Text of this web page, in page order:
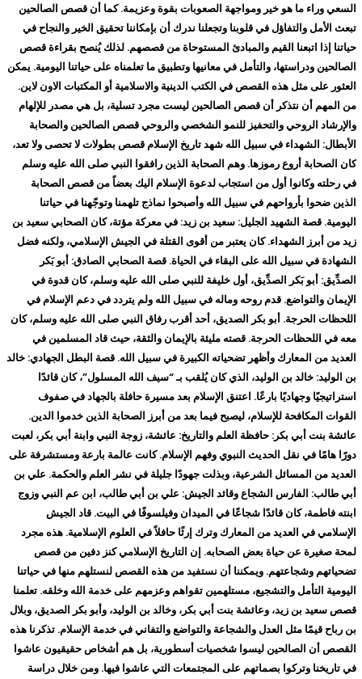
السعي وراء ما هو خير ومواجهة الصعوبات بقوة وعزيمة. كما أن قصص الصالحين
تبعث الأمل والتفاؤل في قلوبنا وتجعلنا ندرك أن بإمكاننا تحقيق الخير والنجاح في
حياتنا إذا اتبعنا القيم والمبادئ المستوحاة من قصصهم. لذلك يُنصح بقراءة قصص
الصالحين ودراستها، والتأمل في معانيها وتطبيق ما تعلمناه على حياتنا اليومية. يمكن
العثور على مثل هذه القصص في الكتب الدينية والاسلامية أو المكتبات الاون لاين.
من المهم أن نتذكر أن قصص الصالحين ليست مجرد تسلية، بل هي مصدر للإلهام
والإرشاد الروحي والتحفيز للنمو الشخصي والروحي قصص الصالحين والصحابة
الأبطال: الشهداء في سبيل الله شهد تاريخ الإسلام قصص بطولات لا تحصى ولا تعد،
كان الصحابة أروع رموزها. وهم الصحابة الذين رافقوا النبي صلى الله عليه وسلم
في رحلته وكانوا أول من استجاب لدعوة الإسلام اليك بعضاً من قصص الصحابة
الذين ضحوا بأرواحهم في سبيل الله وأصبحوا نماذج تلهمنا وتوجّهنا في حياتنا
اليومية. قصة الشهيد الجليل: سعيد بن زيد: في معركة مؤتة، كان الصحابي سعيد بن
زيد من أبرز الشهداء. كان يعتبر من أقوى القتلة في الجيش الإسلامي، ولكنه فضل
الشهادة في سبيل الله على البقاء في الحياة. قصة الصحابي الصادق: أبو بَكر
الصدِّيق: أبو بَكر الصدِّيق، أول خليفة للنبي صلى الله عليه وسلم، كان قدوة في
الإيمان والتواضع. قدم روحه وماله في سبيل الله ولم يتردد في دعم الإسلام في
اللحظات الحرجة. أبو بكر الصديق، أحد أقرب رفاق النبي صلى الله عليه وسلم، كان
معه في اللحظات الحرجة. قصته مليئة بالإيمان والثقة، حيث قاد المسلمين في
العديد من المعارك وأظهر تضحياته الكبيرة في سبيل الله. قصة البطل الجهادي: خالد
بن الوليد: خالد بن الوليد، الذي كان يُلقب بـ “سيف الله المسلول”، كان قائدًا
استراتيجيًا وجهاديًا بارعًا. اعتنق الإسلام بعد مسيرة حافلة بالجهاد في صفوف
القوات المكافحة للإسلام، ليصبح فيما بعد من أبرز الصحابة الذين خدموا الدين.
عائشة بنت أبي بكر: حافظة العلم والتاريخ: عائشة، زوجة النبي وابنة أبي بكر، لعبت
دورًا هامًا في نقل الحديث النبوي وفهم الإسلام. كانت عالمة بارعة ومستشرفة على
العديد من المسائل الشرعية، وبذلت جهودًا جليلة في نشر العلم والحكمة. علي بن
أبي طالب: الفارس الشجاع وقائد الجيش: علي بن أبي طالب، ابن عم النبي وزوج
ابنته فاطمة، كان قائدًا شجاعًا في الميدان وفيلسوفًا في البيت. قاد الجيش
الإسلامي في العديد من المعارك وترك إرثًا حافلاً في العلوم الإسلامية. هذه مجرد
لمحة صغيرة عن حياة بعض الصحابه. إن التاريخ الإسلامي كنز دفين من قصص
تضحياتهم وشجاعتهم. ويمكننا أن نستفيد من هذه القصص لنستلهم منها في حياتنا
اليومية التأمل والتشجيع، مستلهمين تقواهم وعزمهم على خدمة الله وخلقه. تعلمنا
قصص سعيد بن زيد، وعائشة بنت أبي بكر، وخالد بن الوليد، وأبو بكر الصديق، وبلال
بن رباح قيمًا مثل العدل والشجاعة والتواضع والتفاني في خدمة الإسلام. تذكرنا هذه
القصص أن الصالحين ليسوا شخصيات أسطورية، بل هم أشخاص حقيقيون عاشوا
في تاريخنا وتركوا بصماتهم على المجتمعات التي عاشوا فيها. ومن خلال دراسة